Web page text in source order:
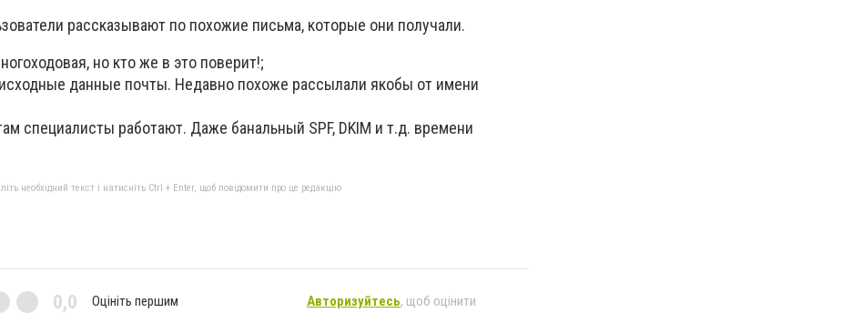
рассказывают по похожие письма, которые они получали.
но кто же в это поверит!;
данные почты. Недавно похоже рассылали якобы от имени
специалисты работают. Даже банальный SPF, DKIM и т.д. времени
необхідний текст і натисніть Ctrl + Enter, щоб повідомити про це редакцію
0,0 Оцініть першим Авторизуйтесь, щоб оцінити